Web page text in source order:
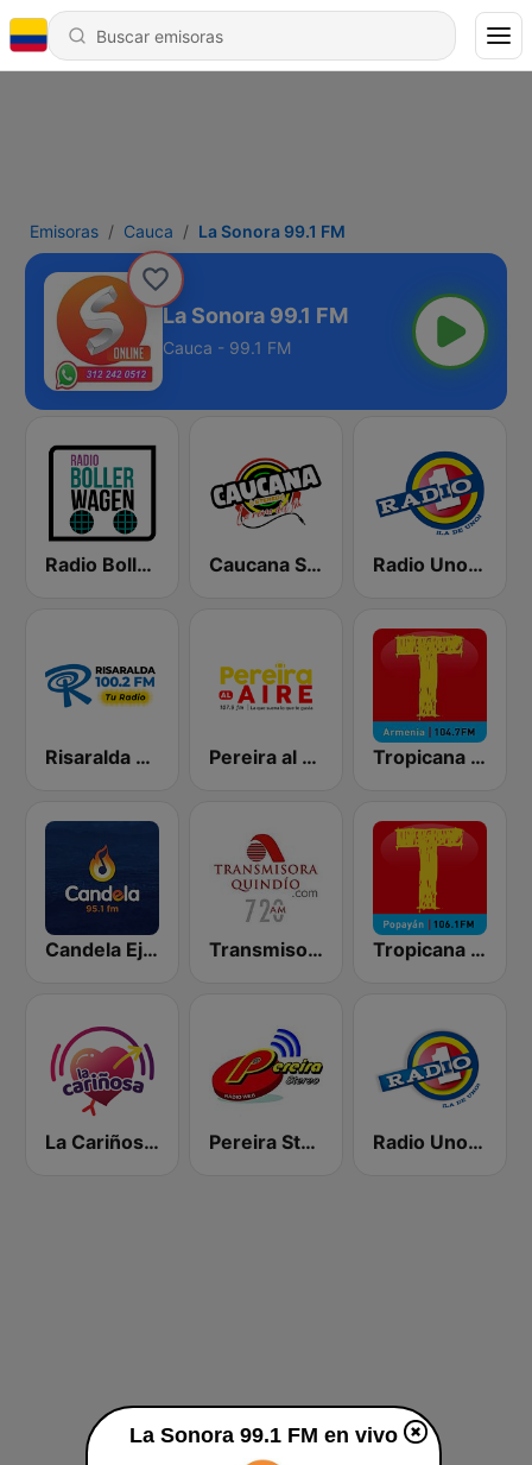
Emisoras Cauca La Sonora 99.1 FM
La Sonora 99.1 FM
Cauca - 99.1 FM
Radio Bollerwagen Caucana Stereo Radio Uno Popayan
Risaralda 100.2 FM Pereira al Aire Tropicana Armenia
Candela Eje Cafetero 95.1 FM Transmisora Quindio Tropicana Popayán
La Cariñosa Pereira Pereira Stereo Radio Uno Armenia
La Sonora 99.1 FM en vivo